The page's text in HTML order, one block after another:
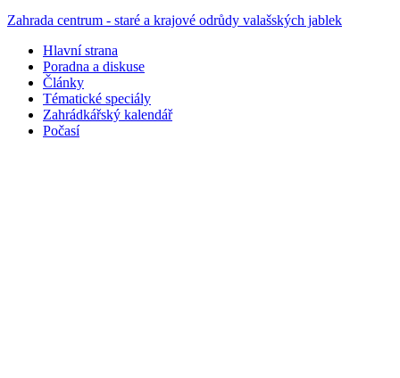
Zahrada centrum - staré a krajové odrůdy valašských jablek
Hlavní strana
Poradna a diskuse
Články
Tématické speciály
Zahrádkářský kalendář
Počasí